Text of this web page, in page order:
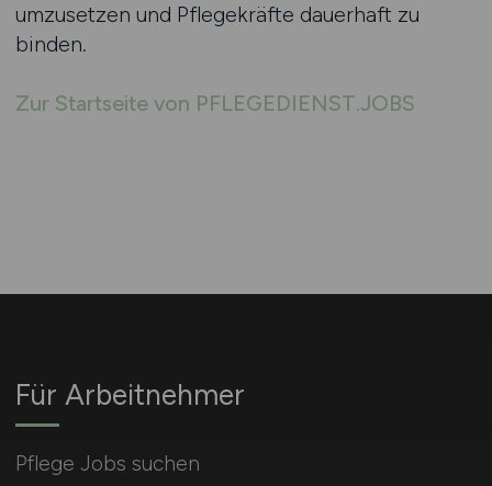
umzusetzen und Pflegekräfte dauerhaft zu
binden.
Zur Startseite von PFLEGEDIENST.JOBS
Für Arbeitnehmer
Pflege Jobs suchen